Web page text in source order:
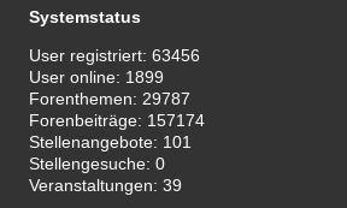
Systemstatus
User registriert:63456
User online: 1899
Forenthemen: 29787
Forenbeiträge: 157174
Stellenangebote: 101
Stellengesuche:0
Veranstaltungen:39